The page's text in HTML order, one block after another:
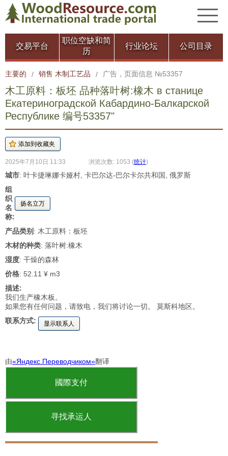
交易平台
职位空缺和简
历
行业论坛 公司目录
主要的 / 销售 木制工艺品 / 广告，页面信息 №53357
木工原料：板坯 品种落叶树:橡木 в станице
Екатериноградской Кабардино-Балкарской
Республике 编号53357"
2025年7月10日 11:33 浏览次数: 1053 (统计)
城市: 叶卡捷琳娜卡娅村, 卡巴尔达-巴尔卡尔共和国, 俄罗斯
组
织
名
称:
扬名立万
产品类别 : 木工原料：板坯
木材的种类: 落叶树:橡木
湿度: 干燥的森林
价格: 52.11 ¥ m3
描述:
我们生产橡木板。
如果您有任何问题，请致电，我们将讨论一切。 莫斯科地区。
联系方式:
显示联系人
由«Яндекс.Переводчиком»翻译
國際支付
寻找承运人